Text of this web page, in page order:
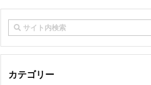
カテゴリー